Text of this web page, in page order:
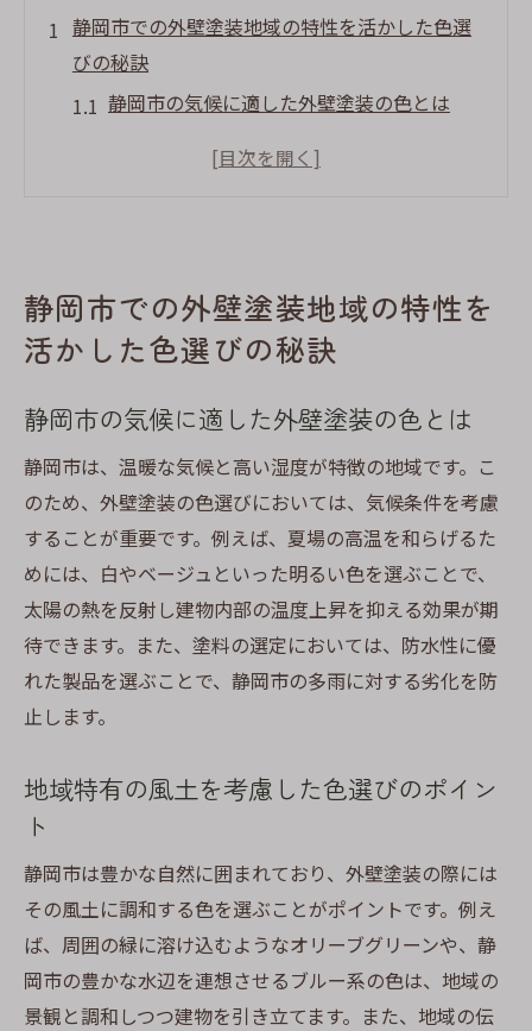
静岡市での外壁塗装地域の特性を活かした色選
びの秘訣
静岡市の気候に適した外壁塗装の色とは
地域特有の風土を考慮した色選びのポイン
ド
地元の文化を反映した外壁塗装の色選び
季節を味方に静岡市で成功する外壁塗装の計画
静岡市の季節ごとの外壁塗装の最適時期
天候を考慮した外壁塗装のスケジューリン
グ
雨季に強い外壁塗装計画の立て方
季節変動に強い塗装材料の選び方
夏と冬の塗装計画の違いとその対策
美観と耐久性を両立静岡市の外壁塗装で避ける
べき落とし穴
色選びで失敗しないための注意点
外壁塗装でよくある問題点とその解決策
耐久性を損なわない色の選び方
塗装前に確認すべき重要チェックポイント
静岡市での外壁塗装地域の特性を
活かした色選びの秘訣
静岡市の気候に適した外壁塗装の色とは
静岡市は、温暖な気候と高い湿度が特徴の地域です。こ
のため、外壁塗装の色選びにおいては、気候条件を考慮
することが重要です。例えば、夏場の高温を和らげるた
めには、白やベージュといった明るい色を選ぶことで、
太陽の熱を反射し建物内部の温度上昇を抑える効果が期
待できます。また、塗料の選定においては、防水性に優
れた製品を選ぶことで、静岡市の多雨に対する劣化を防
止します。
地域特有の風土を考慮した色選びのポイン
ト
静岡市は豊かな自然に囲まれており、外壁塗装の際には
その風土に調和する色を選ぶことがポイントです。例え
ば、周囲の緑に溶け込むようなオリーブグリーンや、静
岡市の豊かな水辺を連想させるブルー系の色は、地域の
景観と調和しつつ建物を引き立てます。また、地域の伝